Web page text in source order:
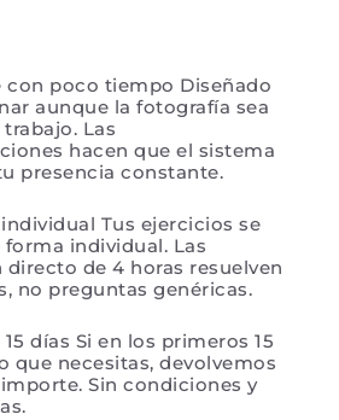
con poco tiempo Diseñado
aunque la fotografía sea
Las
hacen que el sistema
presencia constante.
Tus ejercicios se
individual. Las
directo de 4 horas resuelven
no preguntas genéricas.
días Si en los primeros 15
que necesitas, devolvemos
importe. Sin condiciones y